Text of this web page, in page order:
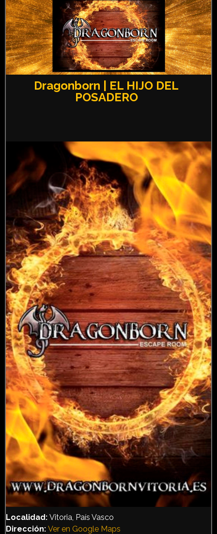
Dragonborn | EL HIJO DEL
POSADERO
Localidad: Vitoria, País Vasco
Dirección: Ver en Google Maps